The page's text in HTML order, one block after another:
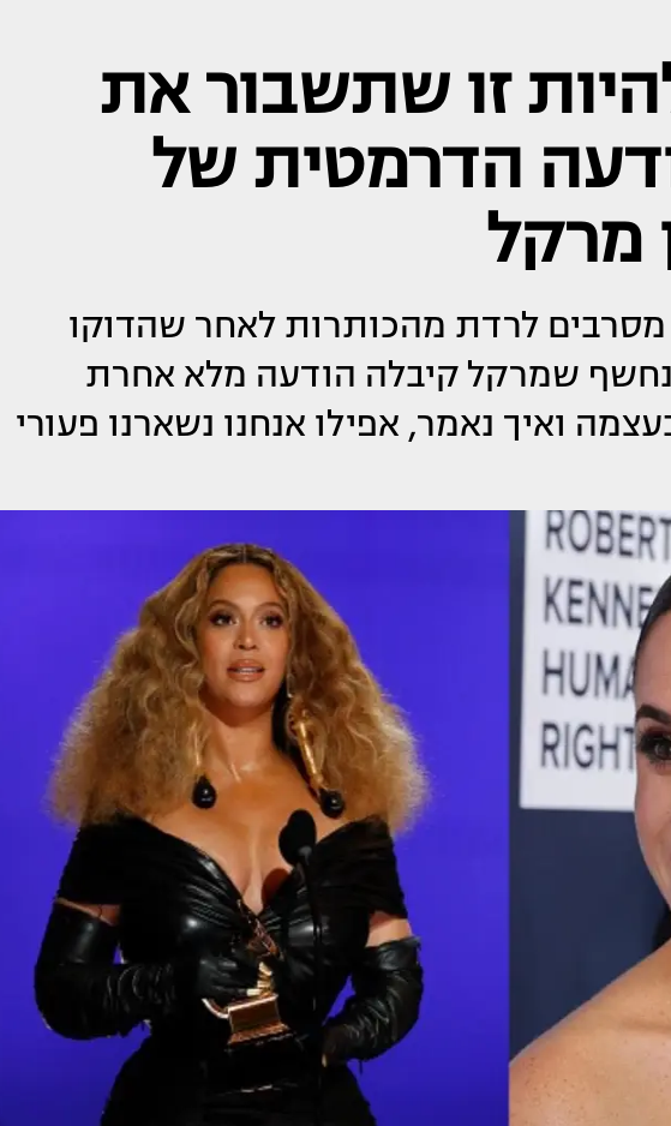
זו שתשבור את
הדרמטית של
מרקל
מסרבים לרדת מהכותרות לאחר שהדוקו
שמרקל קיבלה הודעה מלא אחרת
ואיך נאמר, אפילו אנחנו נשארנו פעורי